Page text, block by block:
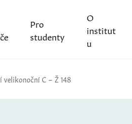
Pro
studenty
O
institut
u
velikonoční C – Ž 148